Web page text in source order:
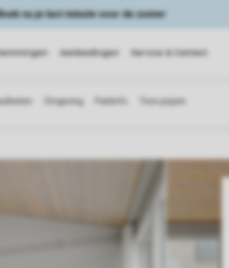
nu je last minute voor de zomer
Aanbiedingen Service & Contact